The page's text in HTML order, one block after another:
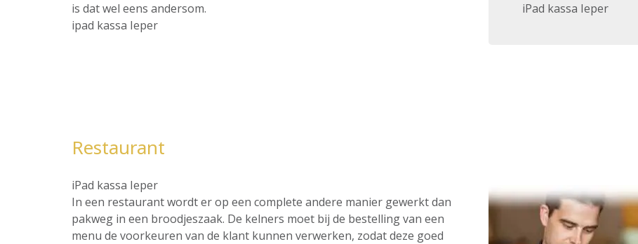
is dat wel eens andersom.
ipad kassa Ieper
iPad kassa Ieper
Restaurant
iPad kassa Ieper
In een restaurant wordt er op een complete andere manier gewerkt dan
pakweg in een broodjeszaak. De kelners moet bij de bestelling van een
menu de voorkeuren van de klant kunnen verwerken, zodat deze goed